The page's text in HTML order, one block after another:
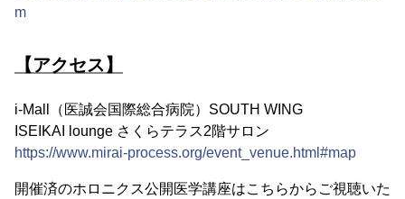
m
【アクセス】
i-Mall（医誠会国際総合病院）SOUTH WING
ISEIKAI lounge さくらテラス2階サロン
https://www.mirai-process.org/event_venue.html#map
開催済のホロニクス公開医学講座はこちらからご視聴いた